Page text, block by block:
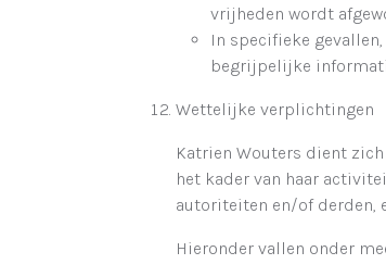
vrijheden wordt
In specifieke
begrijpelijke
Wettelijke verplichtingen
Katrien Wouters dient
het kader van haar
autoriteiten en/of derden,
Hieronder vallen onder